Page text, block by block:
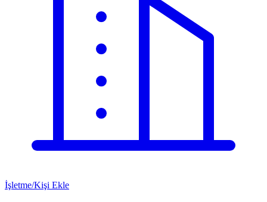
İşletme/Kişi Ekle